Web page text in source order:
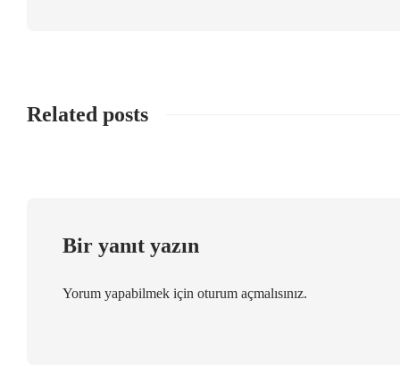
Related posts
Bir yanıt yazın
Yorum yapabilmek için oturum açmalısınız.